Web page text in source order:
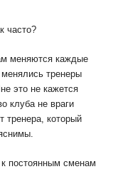
часто?
меняются каждые
тренеры
это не кажется
клуба не враги
который
постоянным сменам